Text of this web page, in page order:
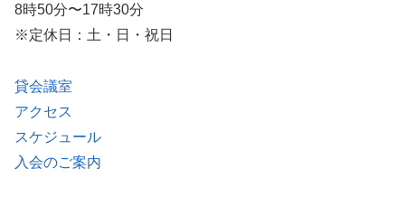
8時50分〜17時30分
※定休日：土・日・祝日
貸会議室
アクセス
スケジュール
入会のご案内